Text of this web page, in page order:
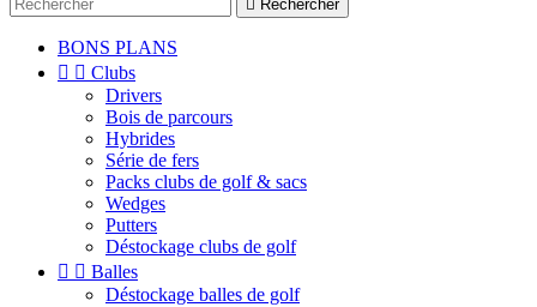
 Rechercher
BONS PLANS
  Clubs
Drivers
Bois de parcours
Hybrides
Série de fers
Packs clubs de golf & sacs
Wedges
Putters
Déstockage clubs de golf
  Balles
Déstockage balles de golf